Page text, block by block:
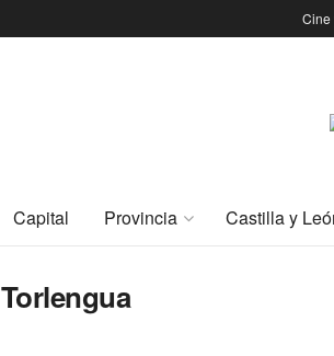
Cine
Capital Provincia Castilla y
Torlengua